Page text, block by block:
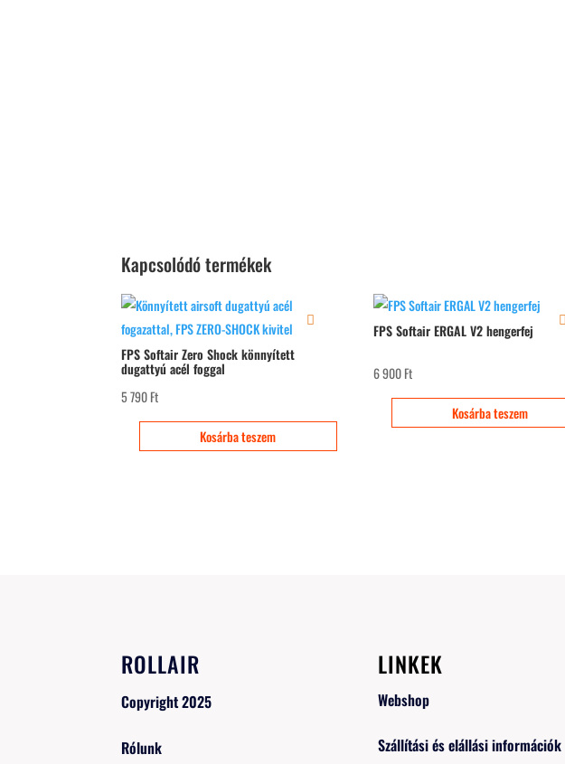
Kapcsolódó termékek
FPS Softair Zero Shock könnyített
dugattyú acél foggal
5 790Ft
Kosárba teszem
FPS Softair ERGAL V2 hengerfej
6 900Ft
Kosárba teszem
ROLLAIR
Copyright 2025
Rólunk
LINKEK
Webshop
Szállítási és elállási információk